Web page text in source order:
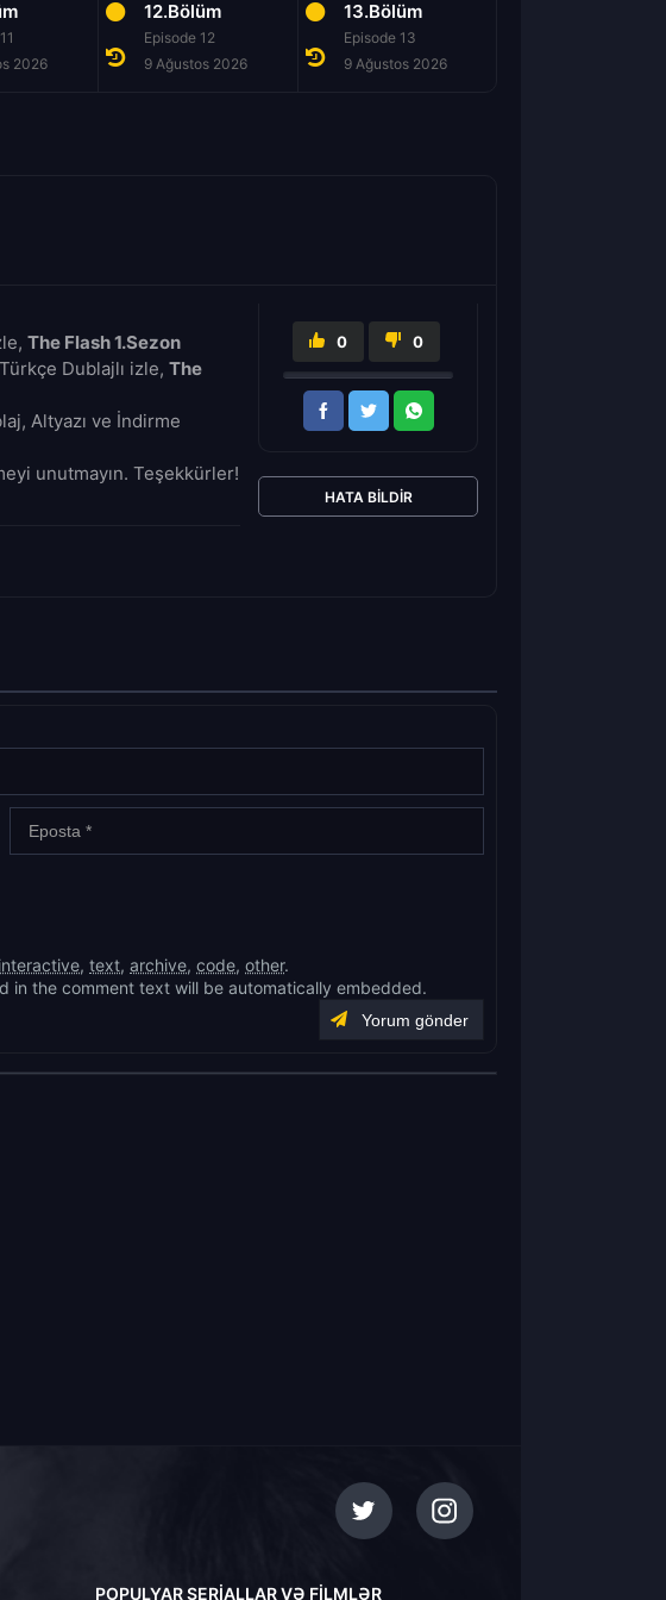
2026
12.Bölüm
Episode 12
9 Ağustos 2026
13.Bölüm
Episode 13
9 Ağustos 2026
The Flash 1.Sezon
Türkçe Dublajlı izle, The
Altyazı ve İndirme
unutmayın. Teşekkürler!
0 0
HATA BILDIR
interactive, text, archive, code, other.
in the comment text will be automatically embedded.
POPULYAR SERIALLAR VƏ FILMLƏR